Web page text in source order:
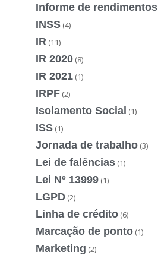
Informe de rendimentos
INSS (4)
IR (11)
IR 2020 (8)
IR 2021 (1)
IRPF (2)
Isolamento Social (1)
ISS (1)
Jornada de trabalho (3)
Lei de falências (1)
Lei Nº 13999 (1)
LGPD (2)
Linha de crédito (6)
Marcação de ponto (1)
Marketing (2)